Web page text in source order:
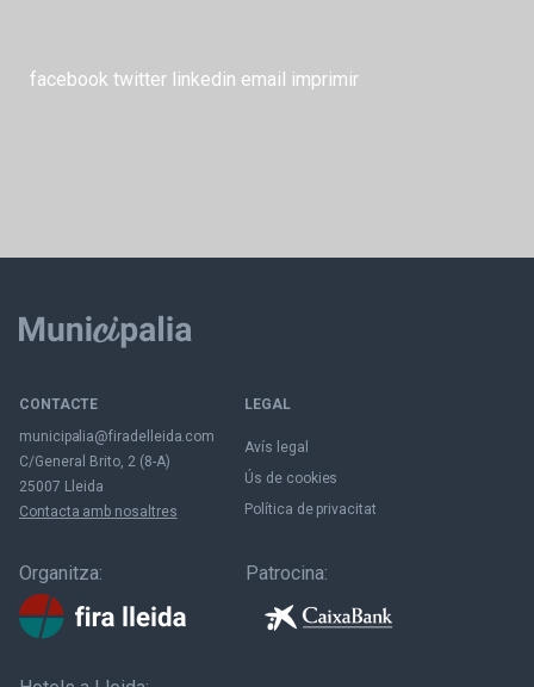
facebook twitter linkedin email imprimir
CONTACTE
municipalia@firadelleida.com
C/General Brito, 2 (8-A)
25007 Lleida
Contacta amb nosaltres
LEGAL
Avís legal
Ús de cookies
Política de privacitat
Organitza: Patrocina: